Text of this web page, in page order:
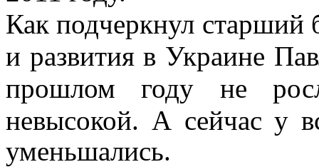
Как подчеркнул старший
и развития в Украине
прошлом году не
невысокой. А сейчас у
уменьшались.